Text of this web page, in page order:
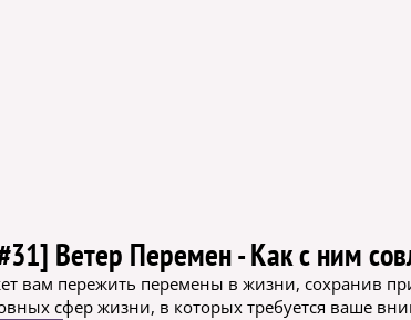
Ветер Перемен - Как с ним
вам пережить перемены в жизни, сохранив
сфер жизни, в которых требуется ваше